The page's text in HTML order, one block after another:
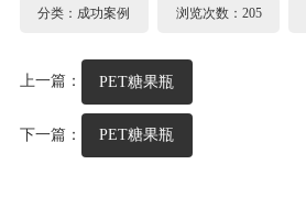
分类：成功案例 浏览次数：205
上一篇： PET糖果瓶
下一篇： PET糖果瓶